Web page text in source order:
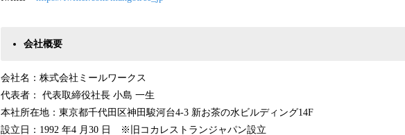
会社概要
会社名：株式会社ミールワークス
代表者： 代表取締役社長 小島 一生
本社所在地：東京都千代田区神田駿河台4-3 新お茶の水ビルディング14F
設立日：1992 年4 月30 日 ※旧コカレストランジャパン設立